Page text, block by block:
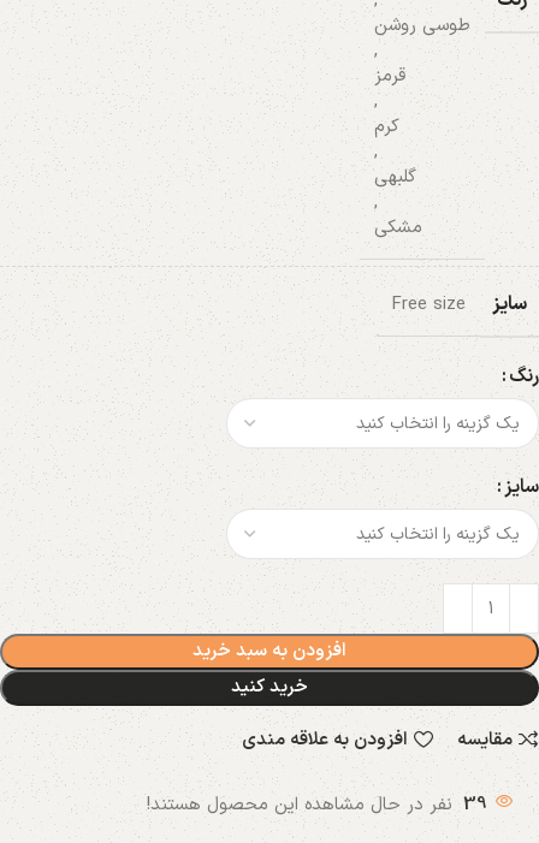
طوسی روشن
,
قرمز
,
کرم
,
گلبهی
,
مشکی
سایز Free size
رنگ
سایز
افزودن به سبد خرید
خرید کنید
مقایسه
افزودن به علاقه مندی
39 نفر در حال مشاهده این محصول هستند!